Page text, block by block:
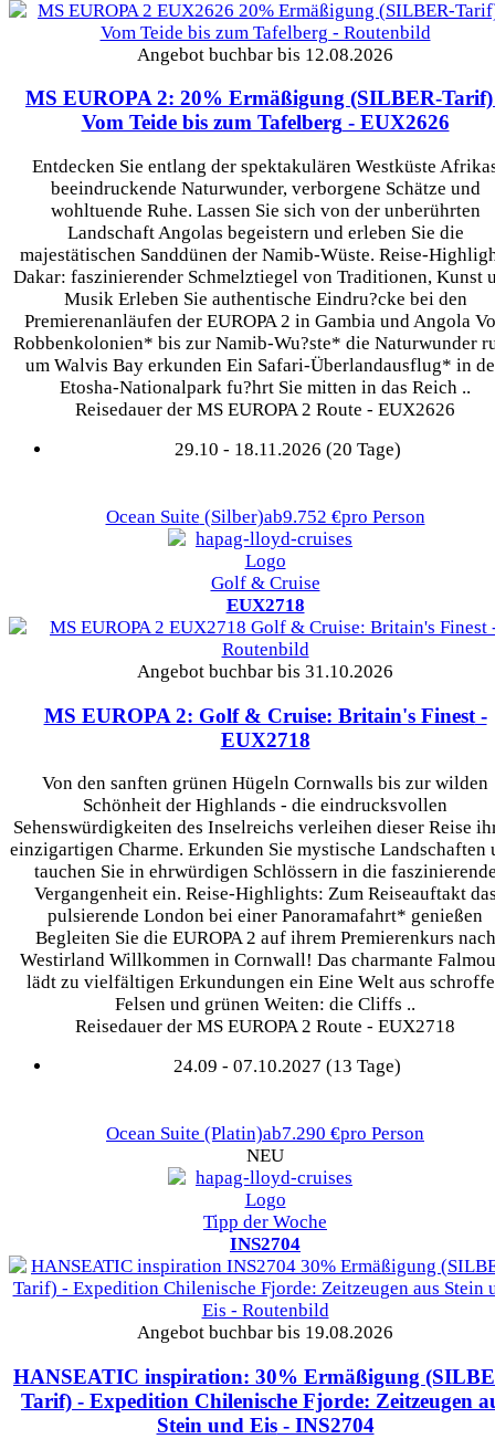
Angebot buchbar bis 12.08.2026
MS EUROPA 2: 20% Ermäßigung (SILBER-
Vom Teide bis zum Tafelberg- EUX2626
Entdecken Sie entlang der spektakulären Westküste
beeindruckende Naturwunder, verborgene Schätze und
wohltuende Ruhe. Lassen Sie sich von der unberührten
Landschaft Angolas begeistern und erleben Sie die
majestätischen Sanddünen der Namib-Wüste. Reise-
Dakar: faszinierender Schmelztiegel von Traditionen, Kunst
Musik Erleben Sie authentische Eindru?cke bei den
Premierenanläufen der EUROPA 2 in Gambia und Angola
Robbenkolonien* bis zur Namib-Wu?ste* die Naturwunder
um Walvis Bay erkunden Ein Safari-Überlandausflug* in
Etosha-Nationalpark fu?hrt Sie mitten in das Reich ..
Reisedauer der MS EUROPA 2 Route - EUX2626
29.10 - 18.11.2026 (20 Tage)
Ocean Suite (Silber)ab9.752 €pro Person
Golf & Cruise
EUX2718
Angebot buchbar bis 31.10.2026
MS EUROPA 2: Golf & Cruise: Britain's Finest-
EUX2718
Von den sanften grünen Hügeln Cornwalls bis zur wilden
Schönheit der Highlands - die eindrucksvollen
Sehenswürdigkeiten des Inselreichs verleihen dieser Reise
einzigartigen Charme. Erkunden Sie mystische Landschaften
tauchen Sie in ehrwürdigen Schlössern in die
Vergangenheit ein. Reise-Highlights: Zum Reiseauftakt
pulsierende London bei einer Panoramafahrt* genießen
Begleiten Sie die EUROPA 2 auf ihrem Premierenkurs nach
Westirland Willkommen in Cornwall! Das charmante
lädt zu vielfältigen Erkundungen ein Eine Welt aus
Felsen und grünen Weiten: die Cliffs ..
Reisedauer der MS EUROPA 2 Route - EUX2718
24.09 - 07.10.2027 (13 Tage)
Ocean Suite (Platin)ab7.290 €pro Person
NEU
Tipp der Woche
INS2704
Angebot buchbar bis 19.08.2026
HANSEATIC inspiration: 30% Ermäßigung
Tarif) - Expedition Chilenische Fjorde: Zeitzeugen
Stein und Eis- INS2704